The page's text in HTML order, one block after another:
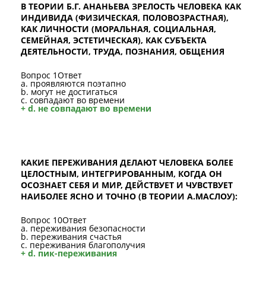
В ТЕОРИИ Б.Г. АНАНЬЕВА ЗРЕЛОСТЬ ЧЕЛОВЕКА КАК
ИНДИВИДА (ФИЗИЧЕСКАЯ, ПОЛОВОЗРАСТНАЯ),
КАК ЛИЧНОСТИ (МОРАЛЬНАЯ, СОЦИАЛЬНАЯ,
СЕМЕЙНАЯ, ЭСТЕТИЧЕСКАЯ), КАК СУБЪЕКТА
ДЕЯТЕЛЬНОСТИ, ТРУДА, ПОЗНАНИЯ, ОБЩЕНИЯ
Вопрос 1Ответ
a. проявляются поэтапно
b. могут не достигаться
c. совпадают во времени
+ d. не совпадают во времени
КАКИЕ ПЕРЕЖИВАНИЯ ДЕЛАЮТ ЧЕЛОВЕКА БОЛЕЕ
ЦЕЛОСТНЫМ, ИНТЕГРИРОВАННЫМ, КОГДА ОН
ОСОЗНАЕТ СЕБЯ И МИР, ДЕЙСТВУЕТ И ЧУВСТВУЕТ
НАИБОЛЕЕ ЯСНО И ТОЧНО (В ТЕОРИИ А.МАСЛОУ):
Вопрос 10Ответ
a. переживания безопасности
b. переживания счастья
c. переживания благополучия
+ d. пик-переживания